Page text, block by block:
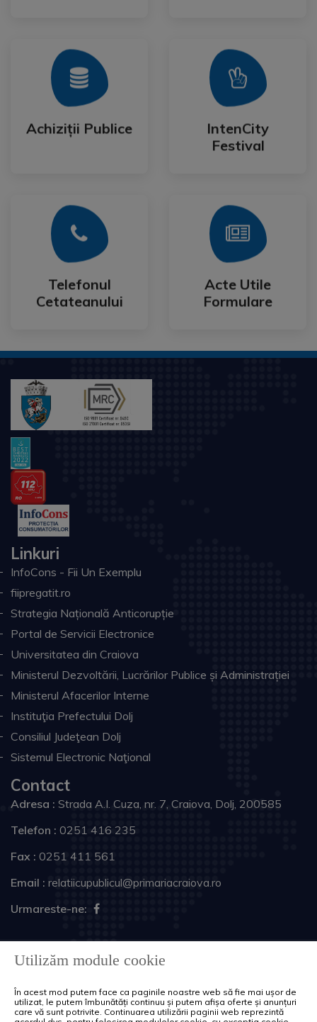
Achiziții Publice
Achiziții Publice
Mai Mult
IntenCity
Festival
IntenCity
Festival
Mai Mult
Telefonul
Cetateanului
Telefonul
Cetateanului
Mai Mult
Acte Utile
Formulare
Acte Utile
Formulare
Mai Mult
Linkuri
InfoCons - Fii Un Exemplu
fiipregatit.ro
Strategia Națională Anticorupție
Portal de Servicii Electronice
Universitatea din Craiova
Ministerul Dezvoltării, Lucrărilor Publice și Administrației
Ministerul Afacerilor Interne
Instituţia Prefectului Dolj
Consiliul Judeţean Dolj
Sistemul Electronic Naţional
Contact
Adresa : Strada A.I. Cuza, nr. 7, Craiova, Dolj, 200585
Telefon : 0251 416 235
Fax : 0251 411 561
Email : relatiicupublicul@primariacraiova.ro
Urmareste-ne:
drepturile rezervate.
Harta site
Politica de cookie-uri
Utilizăm module cookie
În acest mod putem face ca paginile noastre web să fie mai ușor de
utilizat, le putem îmbunătăți continuu și putem afișa oferte și anunțuri
care vă sunt potrivite. Continuarea utilizării paginii web reprezintă